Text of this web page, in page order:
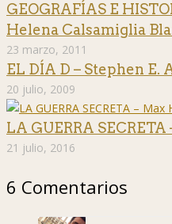
GEOGRAFÍAS E
Helena Calsamiglia
23 marzo, 2011
EL DÍA D – Stephen E.
20 julio, 2009
LA GUERRA
21 julio, 2016
6 Comentarios